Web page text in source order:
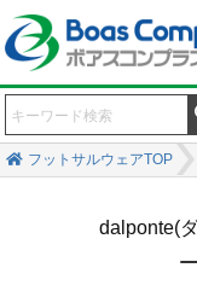
フットサルウェアTOP
dalponte(